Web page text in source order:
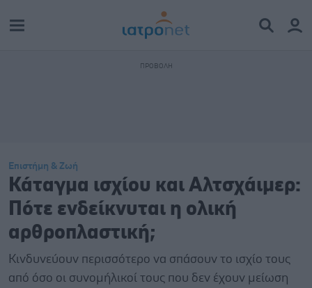
Επιστήμη & Ζωή
Κάταγμα ισχίου και Αλτσχάιμερ:
Πότε ενδείκνυται η ολική
αρθροπλαστική;
Κινδυνεύουν περισσότερο να σπάσουν το ισχίο τους
από όσο οι συνομήλικοί τους που δεν έχουν μείωση